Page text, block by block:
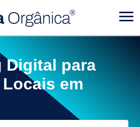
Digital para
em